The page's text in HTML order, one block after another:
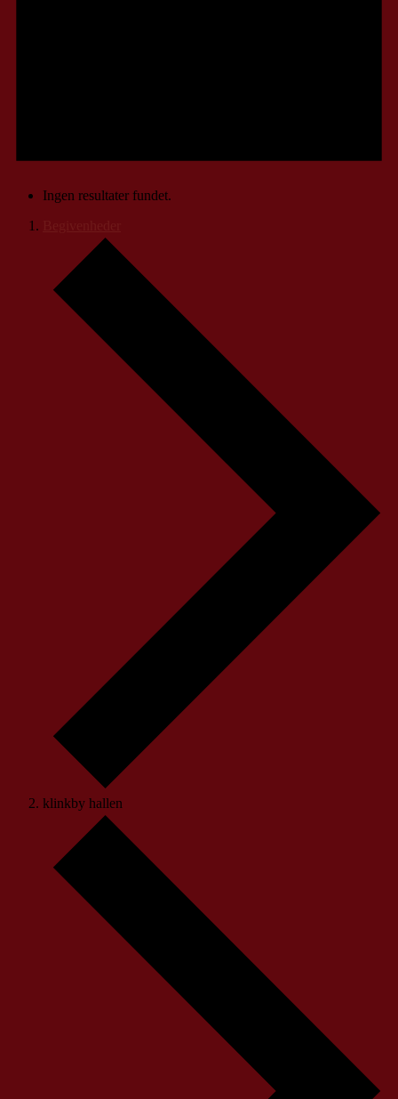
Ingen resultater fundet.
klinkby hallen